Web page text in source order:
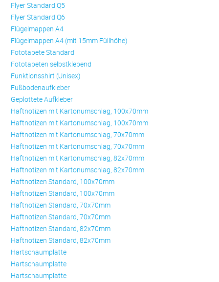
Flyer Standard Q5
Flyer Standard Q6
Flügelmappen A4
Flügelmappen A4 (mit 15mm Füllhöhe)
Fototapete Standard
Fototapeten selbstklebend
Funktionsshirt (Unisex)
Fußbodenaufkleber
Geplottete Aufkleber
Haftnotizen mit Kartonumschlag, 100x70mm
Haftnotizen mit Kartonumschlag, 100x70mm
Haftnotizen mit Kartonumschlag, 70x70mm
Haftnotizen mit Kartonumschlag, 70x70mm
Haftnotizen mit Kartonumschlag, 82x70mm
Haftnotizen mit Kartonumschlag, 82x70mm
Haftnotizen Standard, 100x70mm
Haftnotizen Standard, 100x70mm
Haftnotizen Standard, 70x70mm
Haftnotizen Standard, 70x70mm
Haftnotizen Standard, 82x70mm
Haftnotizen Standard, 82x70mm
Hartschaumplatte
Hartschaumplatte
Hartschaumplatte